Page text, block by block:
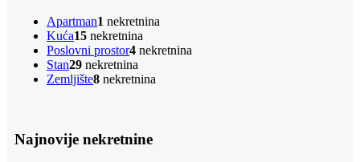
Apartman1 nekretnina
Kuća15 nekretnina
Poslovni prostor4 nekretnina
Stan29 nekretnina
Zemljište8 nekretnina
Najnovije nekretnine